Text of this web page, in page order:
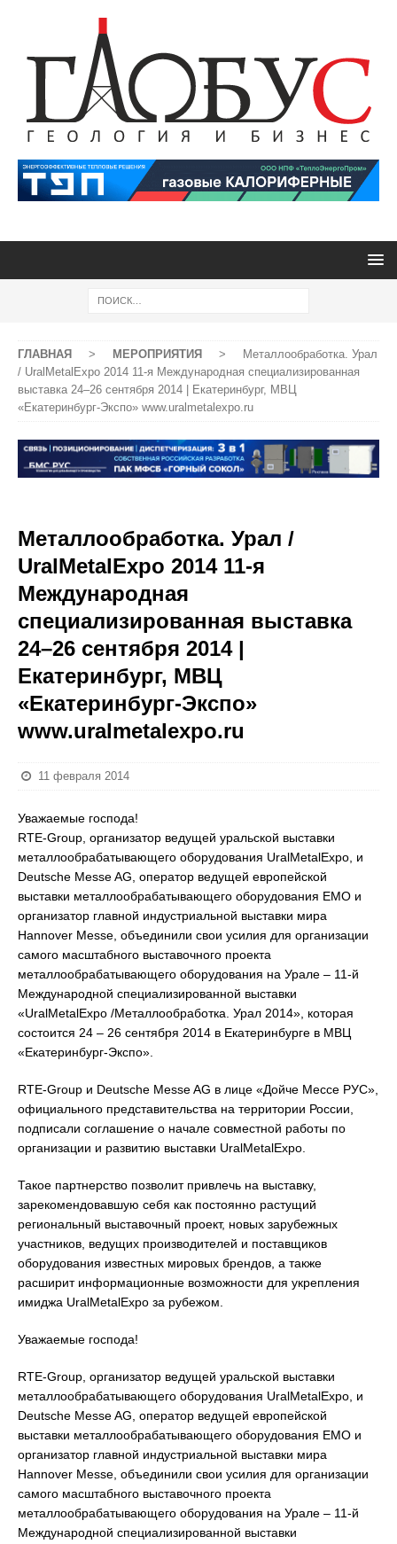
ГЛАВНАЯ > МЕРОПРИЯТИЯ >
Металлообработка. Урал
/ UralMetalExpo 2014 11-я Международная специализированная
выставка 24–26 сентября 2014 | Екатеринбург, МВЦ
«Екатеринбург-Экспо» www.uralmetalexpo.ru
Металлообработка. Урал /
UralMetalExpo 2014 11-я
Международная
специализированная выставка
24–26 сентября 2014 |
Екатеринбург, МВЦ
«Екатеринбург-Экспо»
www.uralmetalexpo.ru
11 февраля 2014
Уважаемые господа!
RTE-Group, организатор ведущей уральской выставки
металлообрабатывающего оборудования UralMetalExpo, и
Deutsche Messe AG, оператор ведущей европейской
выставки металлообрабатывающего оборудования EMO и
организатор главной индустриальной выставки мира
Hannover Messe, объединили свои усилия для организации
самого масштабного выставочного проекта
металлообрабатывающего оборудования на Урале – 11-й
Международной специализированной выставки
«UralMetalExpo /Металлообработка. Урал 2014», которая
состоится 24 – 26 сентября 2014 в Екатеринбурге в МВЦ
«Екатеринбург-Экспо».
RTE-Group и Deutsche Messe AG в лице «Дойче Мессе РУС»,
официального представительства на территории России,
подписали соглашение о начале совместной работы по
организации и развитию выставки UralMetalExpo.
Такое партнерство позволит привлечь на выставку,
зарекомендовавшую себя как постоянно растущий
региональный выставочный проект, новых зарубежных
участников, ведущих производителей и поставщиков
оборудования известных мировых брендов, а также
расширит информационные возможности для укрепления
имиджа UralMetalExpo за рубежом.
Уважаемые господа!
RTE-Group, организатор ведущей уральской выставки
металлообрабатывающего оборудования UralMetalExpo, и
Deutsche Messe AG, оператор ведущей европейской
выставки металлообрабатывающего оборудования EMO и
организатор главной индустриальной выставки мира
Hannover Messe, объединили свои усилия для организации
самого масштабного выставочного проекта
металлообрабатывающего оборудования на Урале – 11-й
Международной специализированной выставки